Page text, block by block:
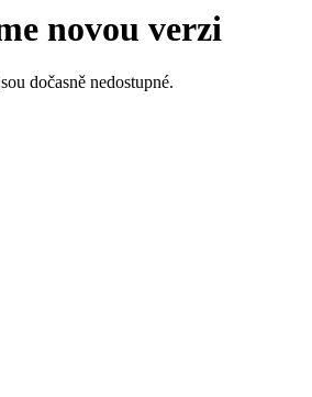
novou verzi
dočasně nedostupné.